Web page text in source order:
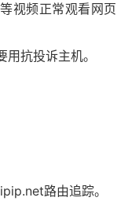
视频正常观看网页
抗投诉主机。
路由追踪。